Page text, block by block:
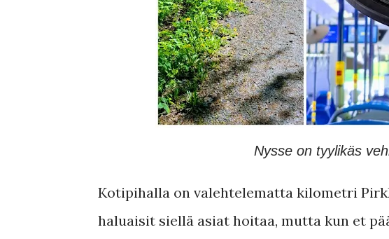
Nysse on tyylikäs
Kotipihalla on valehtelematta kilometri
haluaisit siellä asiat hoitaa, mutta kun et